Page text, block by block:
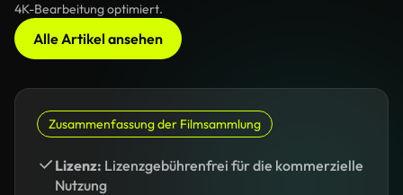
4K-Bearbeitung optimiert.
Alle Artikel ansehen
Zusammenfassung der Filmsammlung
Lizenz: Lizenzgebührenfrei für die kommerzielle
Nutzung